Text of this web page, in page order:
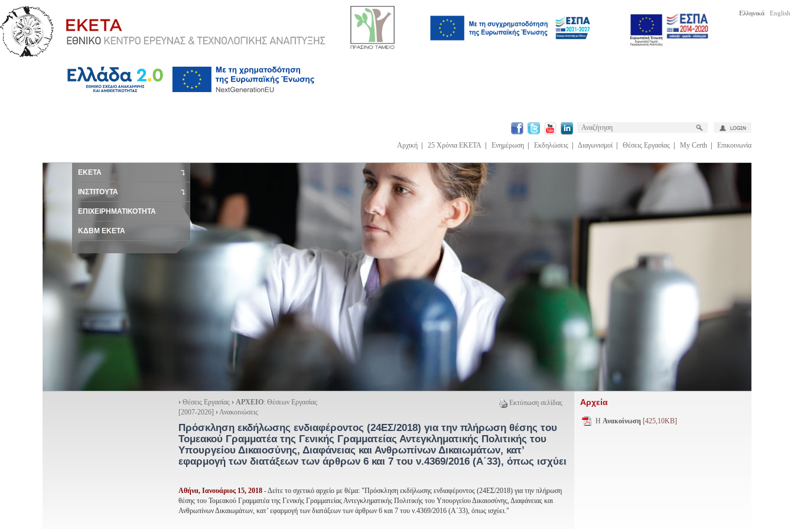
Ελληνικά English
Αρχική 25 Χρόνια ΕΚΕΤΑ Ενημέρωση Εκδηλώσεις Διαγωνισμοί Θέσεις Εργασίας My Certh Επικοινωνία
ΕΚΕΤΑ
ΙΝΣΤΙΤΟΥΤΑ
ΕΠΙΧΕΙΡΗΜΑΤΙΚΟΤΗΤΑ
ΚΔΒΜ ΕΚΕΤΑ
Εκτύπωση σελίδας
› Θέσεις Εργασίας › ΑΡΧΕΙΟ: Θέσεων Εργασίας
[2007-2026] ›Ανακοινώσεις
Πρόσκληση εκδήλωσης ενδιαφέροντος (24ΕΣ/2018) για την πλήρωση θέσης του
Τομεακού Γραμματέα της Γενικής Γραμματείας Αντεγκληματικής Πολιτικής του
Υπουργείου Δικαιοσύνης, Διαφάνειας και Ανθρωπίνων Δικαιωμάτων, κατ’
εφαρμογή των διατάξεων των άρθρων 6 και 7 του ν.4369/2016 (Α΄33), όπως ισχύει
Αθήνα, Ιανουάριος 15, 2018 - Δείτε το σχετικό αρχείο με θέμα: "Πρόσκληση εκδήλωσης ενδιαφέροντος (24ΕΣ/2018) για την πλήρωση
θέσης του Τομεακού Γραμματέα της Γενικής Γραμματείας Αντεγκληματικής Πολιτικής του Υπουργείου Δικαιοσύνης, Διαφάνειας και
Ανθρωπίνων Δικαιωμάτων, κατ’ εφαρμογή των διατάξεων των άρθρων 6 και 7 του ν.4369/2016 (Α΄33), όπως ισχύει."
Αρχεία
H Ανακοίνωση [425,10KB]